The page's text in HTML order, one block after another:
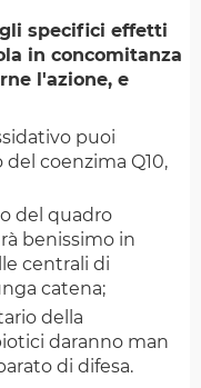
specifici effetti
in concomitanza
l'azione, e
puoi
coenzima Q10,
del quadro
benissimo in
centrali di
catena;
della
daranno man
di difesa.